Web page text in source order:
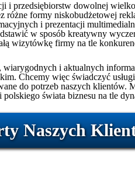
i przedsiębiorstw dowolnej
różne formy niskobudżetowej
i prezentacji
w sposób kreatywny
wizytówkę firmy na tle
wiarygodnych i aktualnych
Chcemy więc świadczyć usługi
do potrzeb naszych klientów.
świata biznesu na tle
Naszych